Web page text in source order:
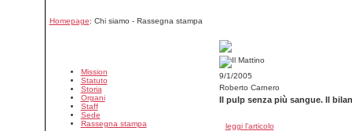
Homepage: Chi siamo - Rassegna stampa
Mission
Statuto
Storia
Organi
Staff
Sede
Rassegna stampa
9/1/2005
Roberto Carnero
Il pulp senza più sangue. Il
leggi l'articolo